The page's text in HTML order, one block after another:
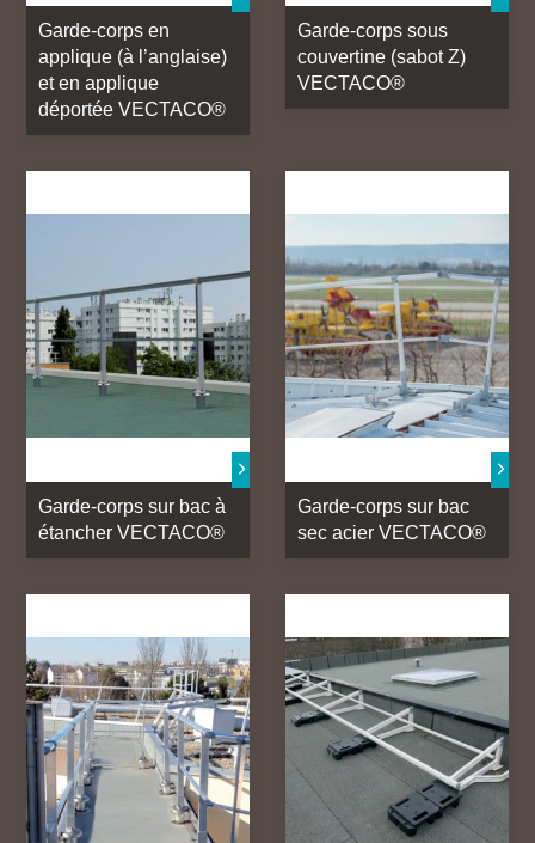
Garde-corps en
applique (à l’anglaise)
et en applique
déportée VECTACO®
Garde-corps sous
couvertine (sabot Z)
VECTACO®
Garde-corps sur bac à
étancher VECTACO®
Garde-corps sur bac
sec acier VECTACO®